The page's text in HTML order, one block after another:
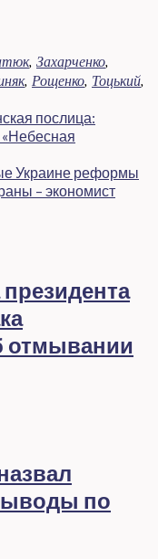
, Захарченко,
, Рощенко, Тоцький,
послица:
Украине реформы
– экономист
отмывании
по